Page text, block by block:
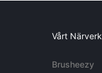
Vårt Närverk
Brusheezy